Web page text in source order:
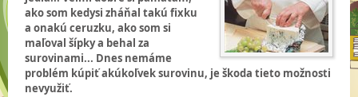
ako som kedysi zháňal takú fixku
a onakú ceruzku, ako som si
maľoval šípky a behal za
surovinami... Dnes nemáme
problém kúpiť akúkoľvek surovinu, je škoda tieto možnosti
nevyužiť.